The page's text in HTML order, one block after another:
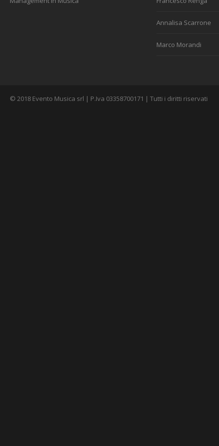
Annalisa Scarrone
Marco Morandi
© 2018 Evento Musica srl | P.Iva 03358700171 | Tutti i diritti riservati